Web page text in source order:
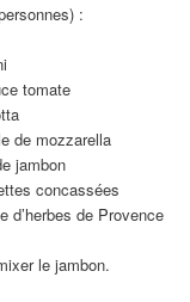
:
tomate
de mozzarella
jambon
concassées
d’herbes de Provence
le jambon.